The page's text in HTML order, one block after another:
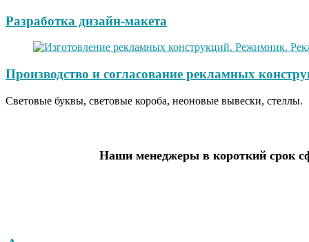
Разработка дизайн-макета
Производство и согласование рекламных
Световые буквы, световые короба, неоновые вывески, стеллы.
Наши менеджеры в короткий срок